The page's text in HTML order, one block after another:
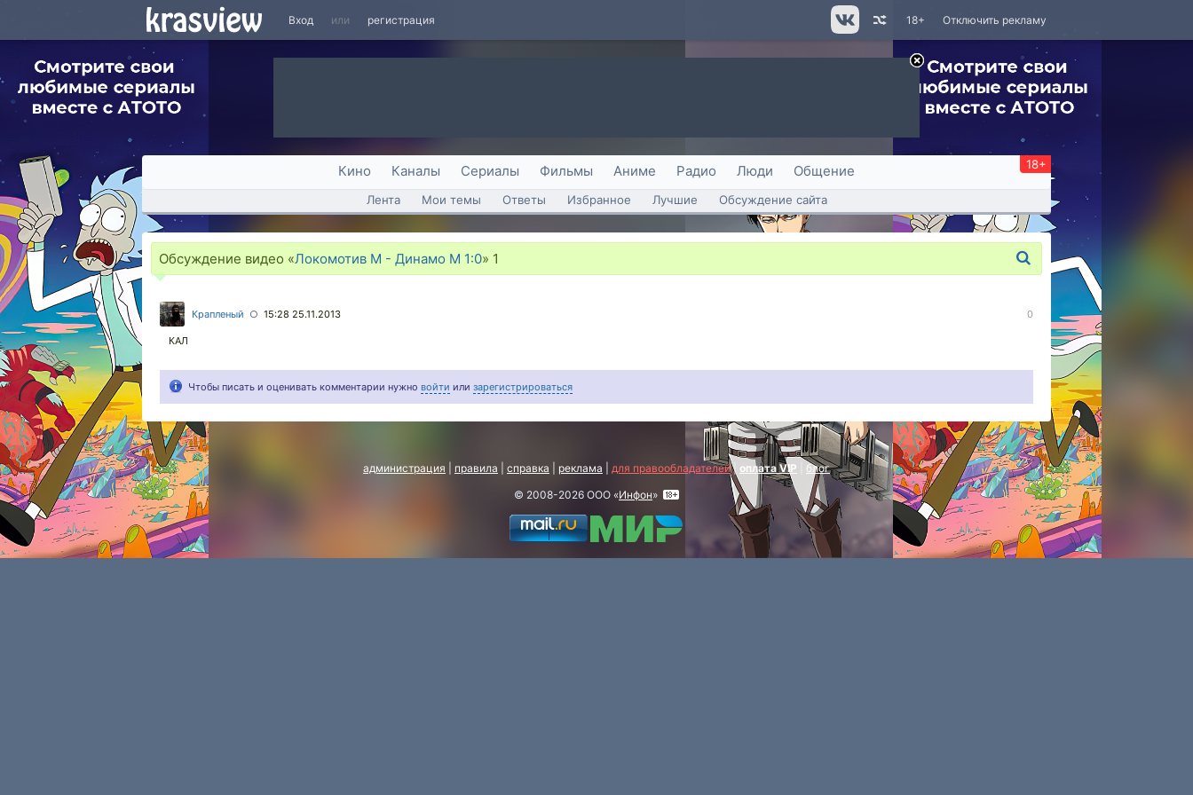
Вход или регистрация Отключить рекламу
18+
Кино Каналы Сериалы Фильмы Аниме Радио Люди Общение 18+
Лента Мои темы Ответы Избранное Лучшие Обсуждение сайта
Обсуждение видео «Локомотив М - Динамо М 1:0» 1
Крапленый ○ 15:28 25.11.2013 0
КАЛ
Чтобы писать и оценивать комментарии нужно войти или зарегистрироваться
администрация правила справка реклама для правообладателей| оплата VIP
блог
© 2008-2026 ООО «Инфон»